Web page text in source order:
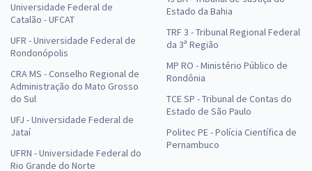
Universidade Federal de
Catalão - UFCAT
UFR - Universidade Federal de
Rondonópolis
CRA MS - Conselho Regional de
Administração do Mato Grosso
do Sul
UFJ - Universidade Federal de
Jataí
UFRN - Universidade Federal do
Rio Grande do Norte
Estado da Bahia
TRF 3 - Tribunal Regional Federal
da 3ª Região
MP RO - Ministério Público de
Rondônia
TCE SP - Tribunal de Contas do
Estado de São Paulo
Politec PE - Polícia Científica de
Pernambuco